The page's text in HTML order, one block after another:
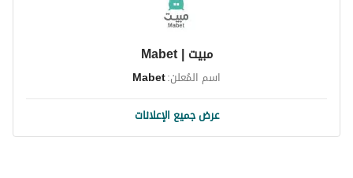
مبيت | Mabet
اسم المُعلن:Mabet
عرض جميع الإعلانات